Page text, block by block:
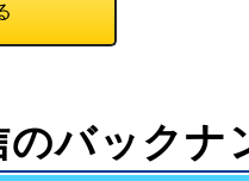
バックナ